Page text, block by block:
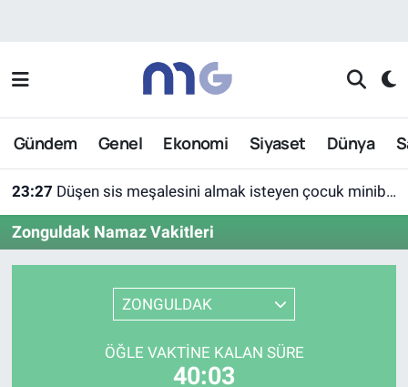
Gündem Genel Ekonomi Siyaset Dünya
23:27 Düşen sis meşalesini almak isteyen çocuk minibüsün altında kaldı
Zonguldak Namaz Vakitleri
ZONGULDAK
ÖĞLE VAKTINE KALAN SÜRE
40:03
Nöbetçi Eczaneler
Hava Durumu
Süper Lig Puan Durumu ve Fikstür
Tüm Manşetler
Son Dakika Haberleri